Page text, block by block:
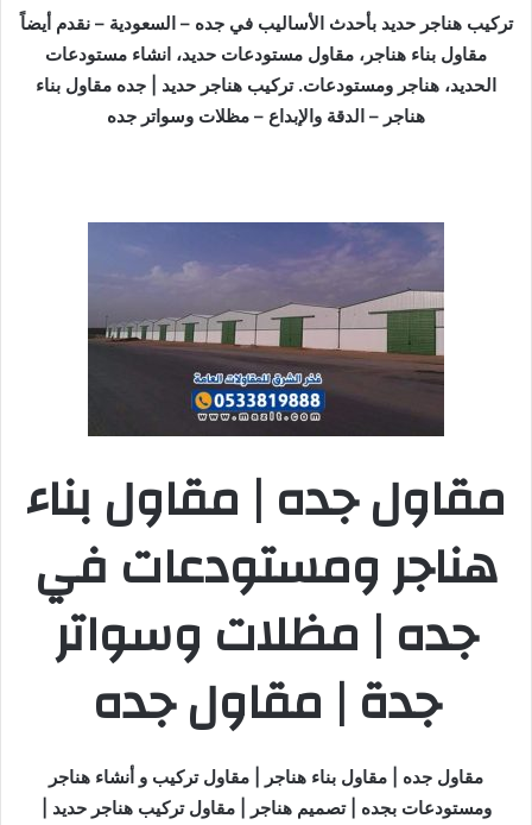
تركيب هناجر حديد بأحدث الأساليب في جده – السعودية – نقدم أيضاً
مقاول بناء هناجر، مقاول مستودعات حديد، انشاء مستودعات
الحديد، هناجر ومستودعات. تركيب هناجر حديد | جده مقاول بناء
هناجر – الدقة والإبداع – مظلات وسواتر جده
مقاول جده | مقاول بناء
هناجر ومستودعات في
جده | مظلات وسواتر
جدة | مقاول جده
مقاول جده | مقاول بناء هناجر | مقاول تركيب و أنشاء هناجر
ومستودعات بجده | تصميم هناجر | مقاول تركيب هناجر حديد |